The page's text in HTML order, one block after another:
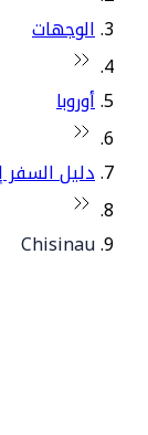
الوجهات
أوروبا
دليل السفر
Chisinau